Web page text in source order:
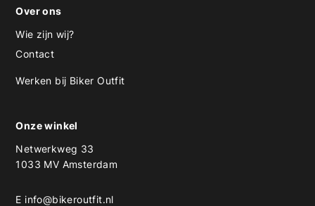
Over ons
Wie zijn wij?
Contact
Werken bij Biker Outfit
Onze winkel
Netwerkweg 33
1033 MV Amsterdam
E info@bikeroutfit.nl